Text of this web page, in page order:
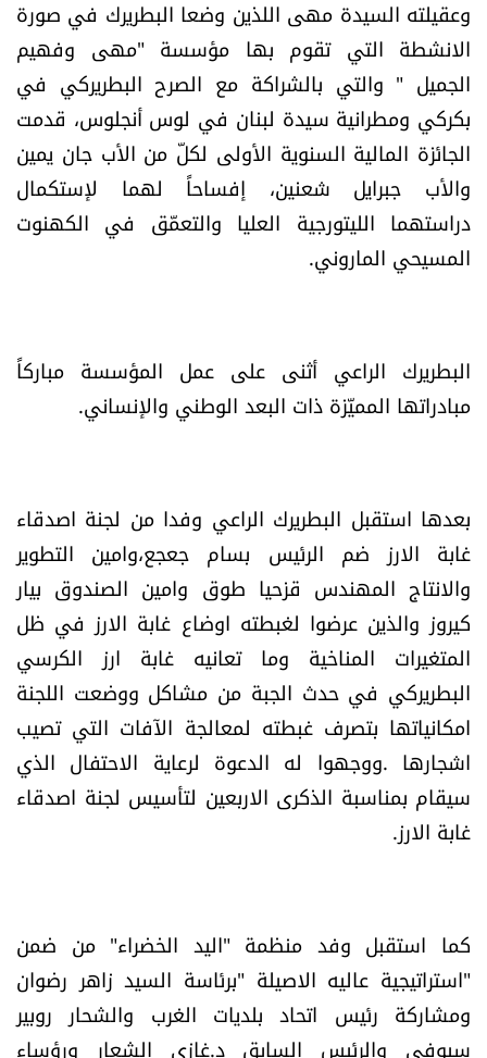
للتاريخ
فيديو
من نحن
للتواصل معنا
Digital solutions by
وعقيلته السيدة مهى اللذين وضعا البطريرك في صورة
الانشطة التي تقوم بها مؤسسة "مهى وفهيم
الجميل " والتي بالشراكة مع الصرح البطريركي في
بكركي ومطرانية سيدة لبنان في لوس أنجلوس، قدمت
الجائزة المالية السنوية الأولى لكلّ من الأب جان يمين
والأب جبرايل شعنين، إفساحاً لهما لإستكمال
دراستهما الليتورجية العليا والتعمّق في الكهنوت
المسيحي الماروني.
البطريرك الراعي أثنى على عمل المؤسسة مباركاً
مبادراتها المميّزة ذات البعد الوطني والإنساني.
بعدها استقبل البطريرك الراعي وفدا من لجنة اصدقاء
غابة الارز ضم الرئيس بسام جعجع،وامين التطوير
والانتاج المهندس قزحيا طوق وامين الصندوق بيار
كيروز والذين عرضوا لغبطته اوضاع غابة الارز في ظل
المتغيرات المناخية وما تعانيه غابة ارز الكرسي
البطريركي في حدث الجبة من مشاكل ووضعت اللجنة
امكانياتها بتصرف غبطته لمعالجة الآفات التي تصيب
اشجارها .ووجهوا له الدعوة لرعاية الاحتفال الذي
سيقام بمناسبة الذكرى الاربعين لتأسيس لجنة اصدقاء
غابة الارز.
كما استقبل وفد منظمة "اليد الخضراء" من ضمن
"استراتيجية عاليه الاصيلة "برئاسة السيد زاهر رضوان
ومشاركة رئيس اتحاد بلديات الغرب والشحار روبير
سيوفي والرئيس السابق د.غازي الشعار ورؤساء